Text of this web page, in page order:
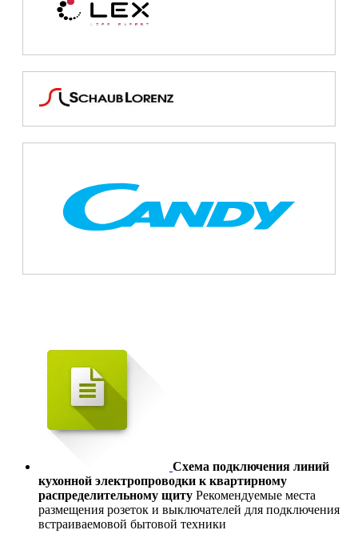
Схема подключения линий
кухонной электропроводки к квартирному
распределительному щиту Рекомендуемые места
размещения розеток и выключателей для подключения
встраиваемовой бытовой техники